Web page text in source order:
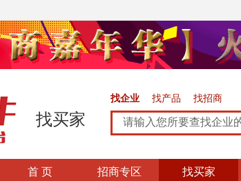
找买家
找企业 找产品 找招商
首 页 招商专区 找买家